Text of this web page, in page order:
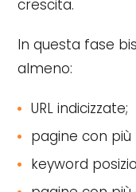
crescita.
In questa fase
almeno:
URL indicizzate;
pagine con
keyword